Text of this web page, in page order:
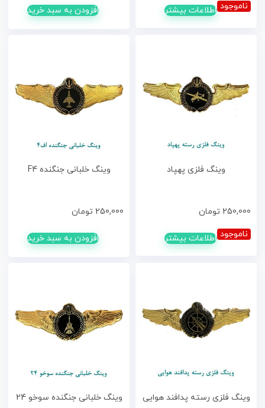
ناموجود اطلاعات بیشتر افزودن به سبد خرید
وینگ فلزی پهپاد
250,000 تومان
ناموجود اطلاعات بیشتر
وینگ خلبانی جنگنده F4
250,000 تومان
افزودن به سبد خرید
وینگ فلزی رسته پدافند هوایی وینگ خلبانی جنگنده سوخو 24